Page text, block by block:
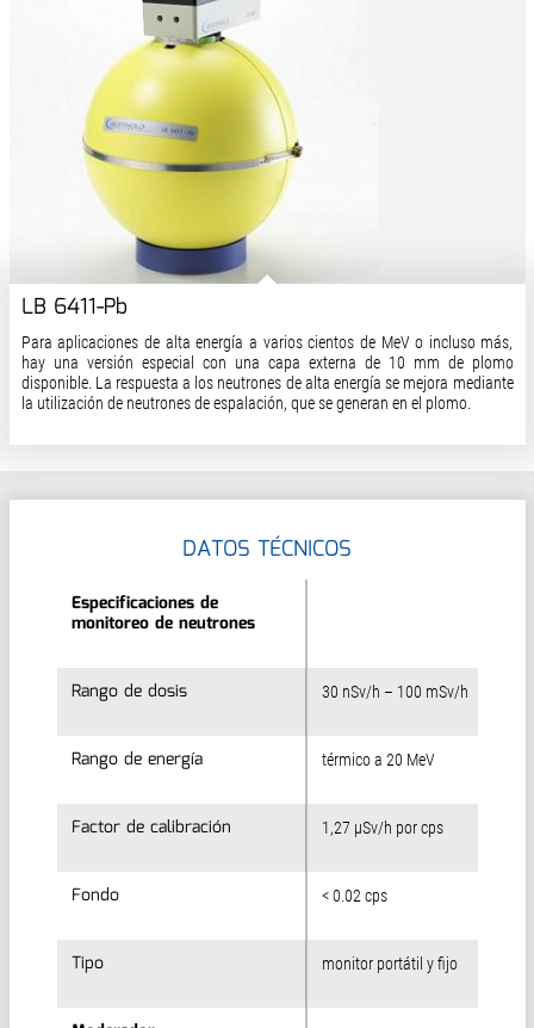
LB 6411-Pb
Para aplicaciones de alta energía a varios cientos de MeV o incluso más,
hay una versión especial con una capa externa de 10 mm de plomo
disponible. La respuesta a los neutrones de alta energía se mejora mediante
la utilización de neutrones de espalación, que se generan en el plomo.
DATOS TÉCNICOS
Especificaciones de
monitoreo de neutrones
Rango de dosis
Rango de energía
Factor de calibración
Fondo
Tipo
Especificaciones de
monitoreo de neutrones
Rango de dosis 30 nSv/h – 100 mSv/h
Rango de energía térmico a 20 MeV
Factor de calibración 1,27 µSv/h por cps
Fondo < 0.02 cps
Tipo monitor portátil y fijo